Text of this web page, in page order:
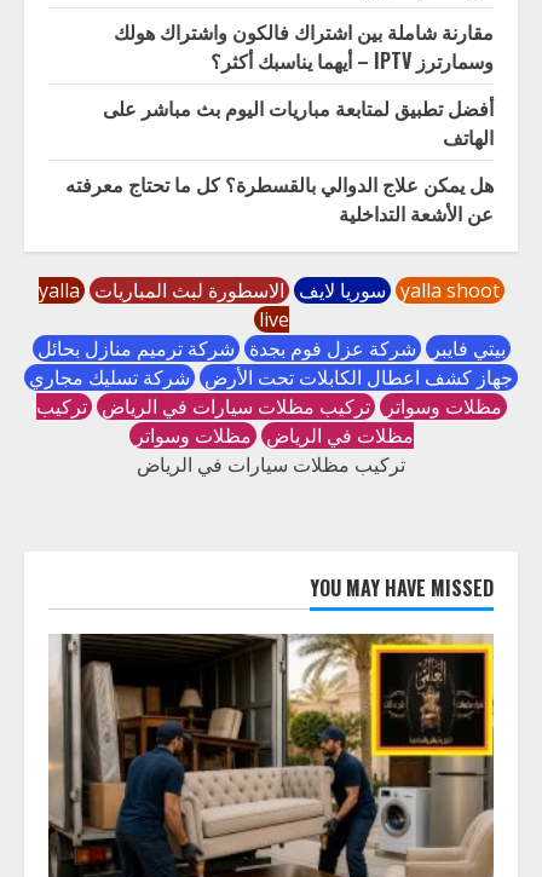
مقارنة شاملة بين اشتراك فالكون واشتراك هولك
وسمارترز IPTV – أيهما يناسبك أكثر؟
أفضل تطبيق لمتابعة مباريات اليوم بث مباشر على
الهاتف
هل يمكن علاج الدوالي بالقسطرة؟ كل ما تحتاج معرفته
عن الأشعة التداخلية
yalla shoot سوريا لايف الاسطورة لبث المباريات yalla
live
بيتي فايبر شركة عزل فوم بجدة شركة ترميم منازل بحائل
جهاز كشف اعطال الكابلات تحت الأرضشركة تسليك مجاري
مظلات وسواتر تركيب مظلات سيارات في الرياض تركيب
مظلات في الرياض مظلات وسواتر
تركيب مظلات سيارات في الرياض
YOU MAY HAVE MISSED